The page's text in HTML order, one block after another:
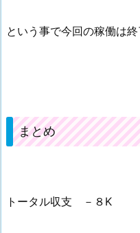
という事で今回の稼働は終
まとめ
トータル収支 －８K